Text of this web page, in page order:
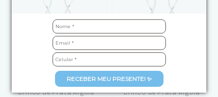
RECEBER MEU PRESENTE! ✨
Brinco de Prata Argola
Brinco de Prata Argola